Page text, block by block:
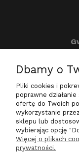
Dbamy o
Pliki cookies i
poprawne
ofertę do Twoich
wykorzystanie
sklepu lub
wybierając opcję
Więcej o plikach
prywatności.